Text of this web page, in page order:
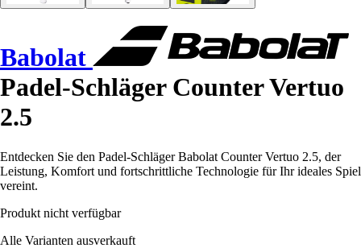
Babolat
Padel-Schläger Counter Vertuo
2.5
Entdecken Sie den Padel-Schläger Babolat Counter Vertuo 2.5, der
Leistung, Komfort und fortschrittliche Technologie für Ihr ideales Spiel
vereint.
Produkt nicht verfügbar
Alle Varianten ausverkauft